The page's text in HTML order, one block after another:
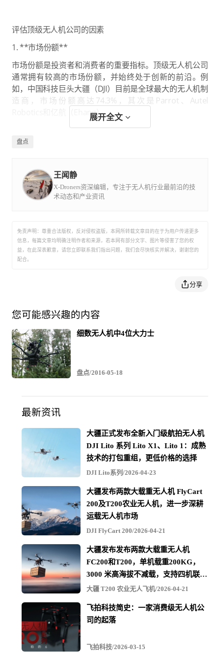
评估顶级无人机公司的因素
1. **市场份额**
市场份额是投资者和消费者的重要指标。顶级无人机公司
通常拥有较高的市场份额，并始终处于创新的前沿。例
如，中国科技巨头大疆（DJI）目前是全球最大的无人机制
造商，市场份额高达74.3%，其次是Parrot、Autel
Robotics和亿航（Ehang）。
2. **产品组合**
人机产品，涵盖航拍摄影、物流配送、测绘、公共安全机
构工作和空中勘测等领域。
器、摄像头和电池。
如农业或测绘，而其他公司则提供更多样化的应用。大疆
3. **技术**
顶级无人机制造商在研发方面投入巨大，始终处于无人机
创新的前沿。他们使用尖端技术，如GPS、避障系统和先
进的成像系统。这些公司还开发支持多种应用场景的软
4. **客户支持**
出色的客户支持是优秀公司的显著特征。顶级无人机品牌
也遵循这一原则，提供技术支持、培训和维护服务，以满
足消费者的需求和期望。
5. **硬件**
顶级无人机公司生产以可靠性和高效性著称的高质量硬
件。他们使用优质材料，确保无人机在恶劣天气、粗暴操
作和长时间飞行中的耐用性。他们还专注于制造易于组
装、拆卸和运输的用户友好型无人机。
6. **安全性**
安全性是领先无人机公司的首要任务，包括无人机本身及
其处理的数据。公司采用先进的加密技术，防止无人机被
黑客攻击和未经授权的访问。一些公司还开发软件，帮助
用户管理无人机的访问权限和数据收集，提供额外的安全
保障。
展开全文
盘点
王闻静
X-Droners资深编辑，专注于无人机行业最前沿的技
术动态和产业资讯
免责声明：尊重合法版权，反对侵权盗版，本网所转载文章目的在于为用户传递更多
信息，每篇文章均明确注明作者和来源，若本网有部分文字、图片等侵害了您的权
益，在此深表歉意，请您立即联系我们指出问题，我们会尽快核实并解决，谢谢您的
配合。
分享
您可能感兴趣的内容
细数无人机中4位大力士
盘点/2016-05-18
最新资讯
大疆正式发布全新入门级航拍无人机
DJI Lito 系列 Lito X1、Lito 1：成熟
技术的打包重组，更低价格的选择
DJI Lito系列/2026-04-23
大疆发布两款大载重无人机 FlyCart
200及T200农业无人机，进一步深耕
运载无人机市场
DJI FlyCart 200/2026-04-21
大疆发布发布两款大载重无人机
FC200和T200，单机载重200KG，
3000 米高海拔不减载，支持四机联吊
最多600KG
大疆 T200 农业无人飞机/2026-04-21
飞拍科技简史：一家消费级无人机公
司的起落
飞拍科技/2026-03-15